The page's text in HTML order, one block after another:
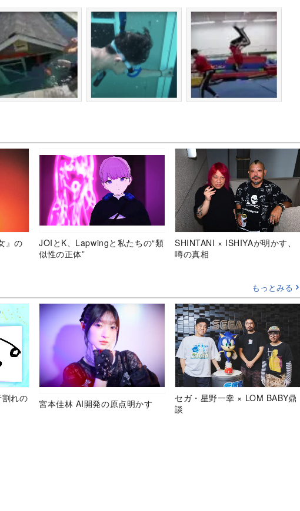
』の
JOIとK、Lapwingと私たちの“類
似性の正体”
SHINTANI × ISHIYAが明かす、
噂の真相
もっとみる
れの
宮本佳林 AI開発の原点明かす
セガ・星野一幸 × LOM BABY鼎
談